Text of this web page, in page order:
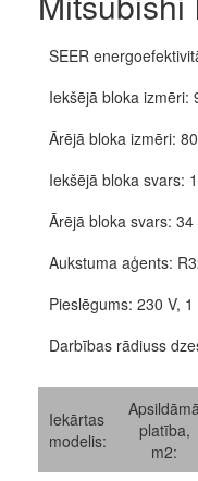
SEER
Iekšējā bloka izmēri:
Ārējā bloka izmēri:
Iekšējā bloka svars:
Ārējā bloka svars: 34
Aukstuma aģents:
Pieslēgums: 230 V,
Darbības rādiuss
Iekārtas
modelis:
platība,
m2: